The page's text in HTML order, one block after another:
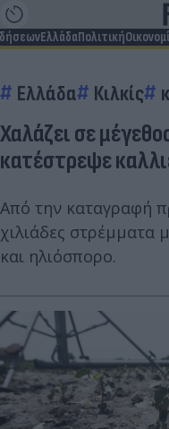
ΕλλάδαΠολιτική
Ελλάδα Κιλκίς
Χαλάζει σε
κατέστρεψε
Από την καταγραφή
χιλιάδες στρέμματα
και ηλιόσπορο.